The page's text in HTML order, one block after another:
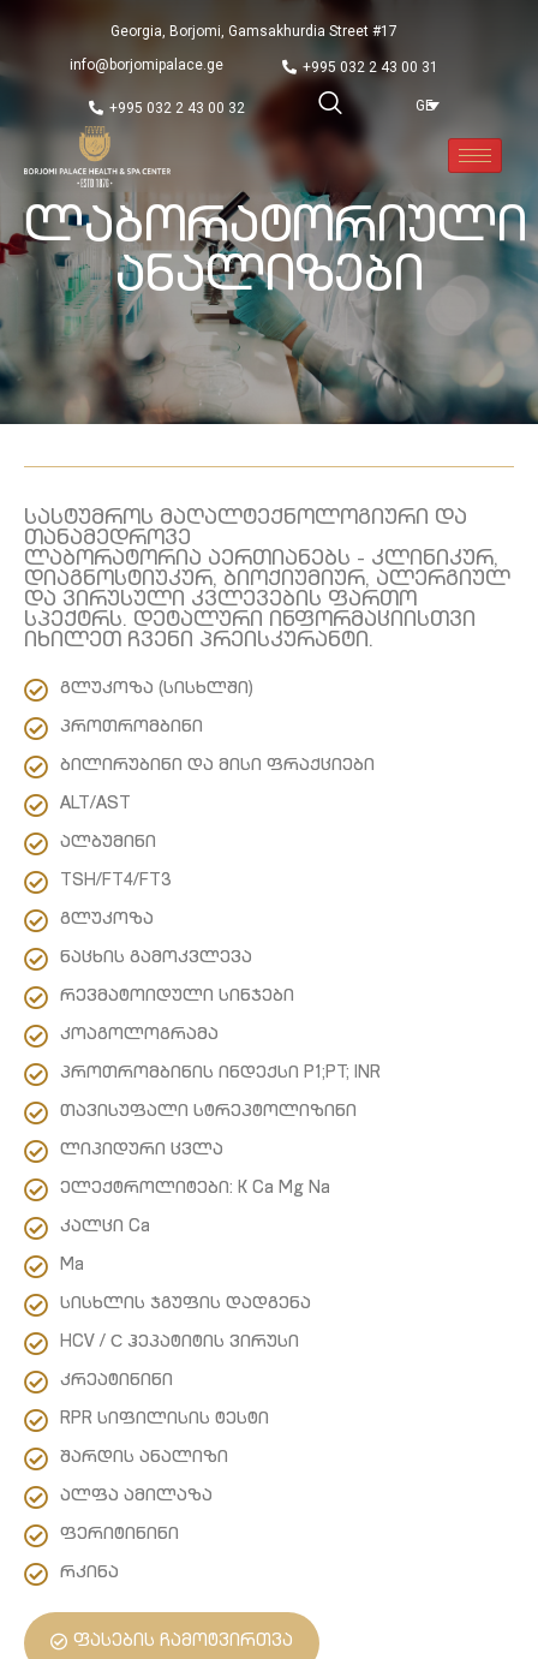
Georgia, Borjomi, Gamsakhurdia Street #17
info@borjomipalace.ge
+995 032 2 43 00 31
+995 032 2 43 00 32 GE
Ლაბორატორიული
Ანალიზები
სასტუმროს მაღალტექნოლოგიური და
თანამედროვე
ლაბორატორია აერთიანებს - კლინიკურ,
დიაგნოსტიუკურ, ბიოქიუმიურ, ალერგიულ
და ვირუსული კვლევების ფართო
სპექტრს. დეტალური ინფორმაციისთვი
იხილეთ ჩვენი პრეისკურანტი.
გლუკოზა (სისხლში)
პროთრომბინი
ბილირუბინი და მისი ფრაქციები
ALT/AST
ალბუმინი
TSH/FT4/FT3
გლუკოზა
ნაცხის გამოკვლევა
რევმატოიდული სინჯები
კოაგოლოგრამა
პროთრომბინის ინდექსი P1;PT; INR
თავისუფალი სტრეპტოლიზინი
ლიპიდური ცვლა
ელექტროლიტები: K Ca Mg Na
კალცი Ca
Ma
სისხლის ჯგუფის დადგენა
HCV / С ჰეპატიტის ვირუსი
კრეატინინი
RPR სიფილისის ტესტი
შარდის ანალიზი
ალფა ამილაზა
ფერიტინინი
რკინა
ფასების ჩამოტვირთვა